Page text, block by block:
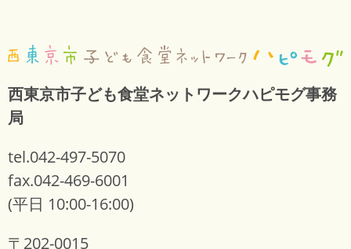
西東京市子ども食堂ネットワークハピモグ事務
局
tel.042-497-5070
fax.042-469-6001
(平日 10:00-16:00)
〒202-0015